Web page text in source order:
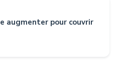
augmenter pour couvrir